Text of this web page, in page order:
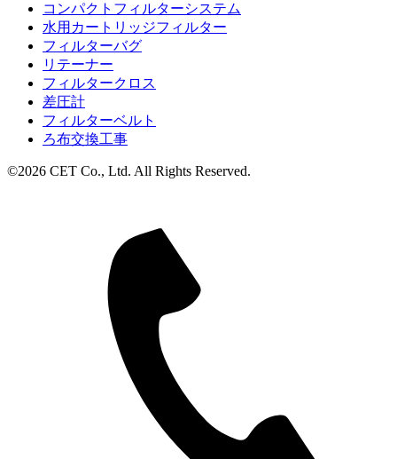
コンパクトフィルターシステム
水用カートリッジフィルター
フィルターバグ
リテーナー
フィルタークロス
差圧計
フィルターベルト
ろ布交換工事
©2026 CET Co., Ltd. All Rights Reserved.